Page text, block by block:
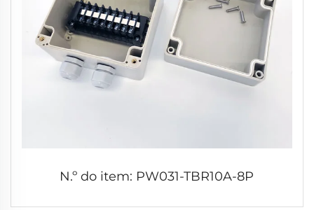
N.º do item: PW031-TBR10A-8P